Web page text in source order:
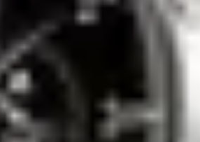
Types de Services Services de Sécurité